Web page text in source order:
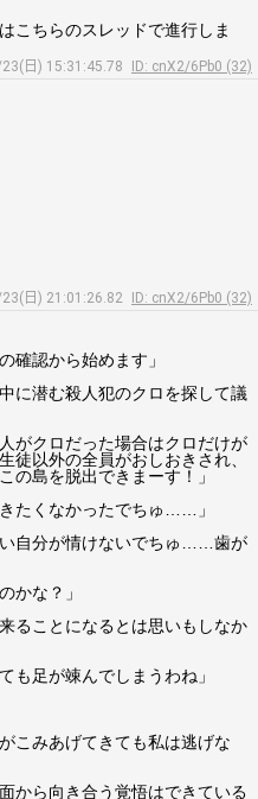
こちらのスレッドで進行しま
日) 15:31:45.78
ID: cnX2/6Pb0 (32)
日) 21:01:26.82
ID: cnX2/6Pb0 (32)
確認から始めます」
に潜む殺人犯のクロを探して議
がクロだった場合はクロだけが
徒以外の全員がおしおきされ、
の島を脱出できまーす！」
たくなかったでちゅ……」
自分が情けないでちゅ……歯が
かな？」
ることになるとは思いもしなか
足が竦んでしまうわね」
こみあげてきても私は逃げな
から向き合う覚悟はできている